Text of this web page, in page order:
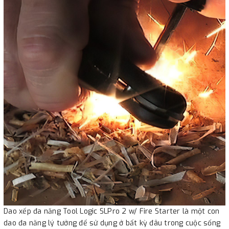
Dao xếp đa năng Tool Logic SLPro 2 w/ Fire Starter là một con
dao đa năng lý tưởng để sử dụng ở bất kỳ đâu trong cuộc sống